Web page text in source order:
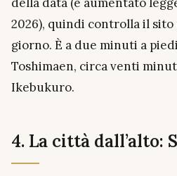
2026), quindi controlla il
giorno. È a due minuti a
Toshimaen, circa venti
Ikebukuro.
4. La città dall’alto: